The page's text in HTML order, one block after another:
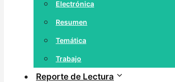
Electrónica
Resumen
Temática
Trabajo
Reporte de Lectura